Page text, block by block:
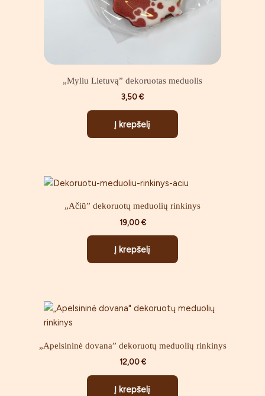
„Myliu Lietuvą” dekoruotas meduolis
3,50€
Į krepšelį
„Ačiū” dekoruotų meduolių rinkinys
19,00€
Į krepšelį
„Apelsininė dovana” dekoruotų meduolių rinkinys
12,00€
Į krepšelį